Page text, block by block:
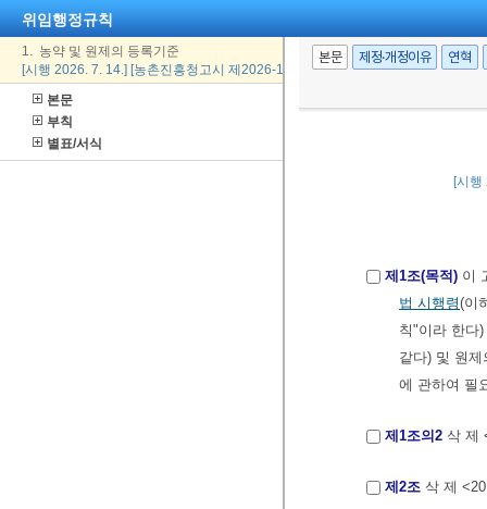
위임행정규칙
1. 농약 및 원제의 등록기준
[시행 2026. 7. 14.] [농촌진흥청고시 제2026-15호, 2026. 7. 14., 일부개정]
본문
부칙
별표/서식
본문 제정·개정이유 연혁
[시
제1조(목적) 이
법 시행령(이
칙"이라 한다)
같다) 및 원
에 관하여 필
제1조의2 삭 제
제2조 삭 제